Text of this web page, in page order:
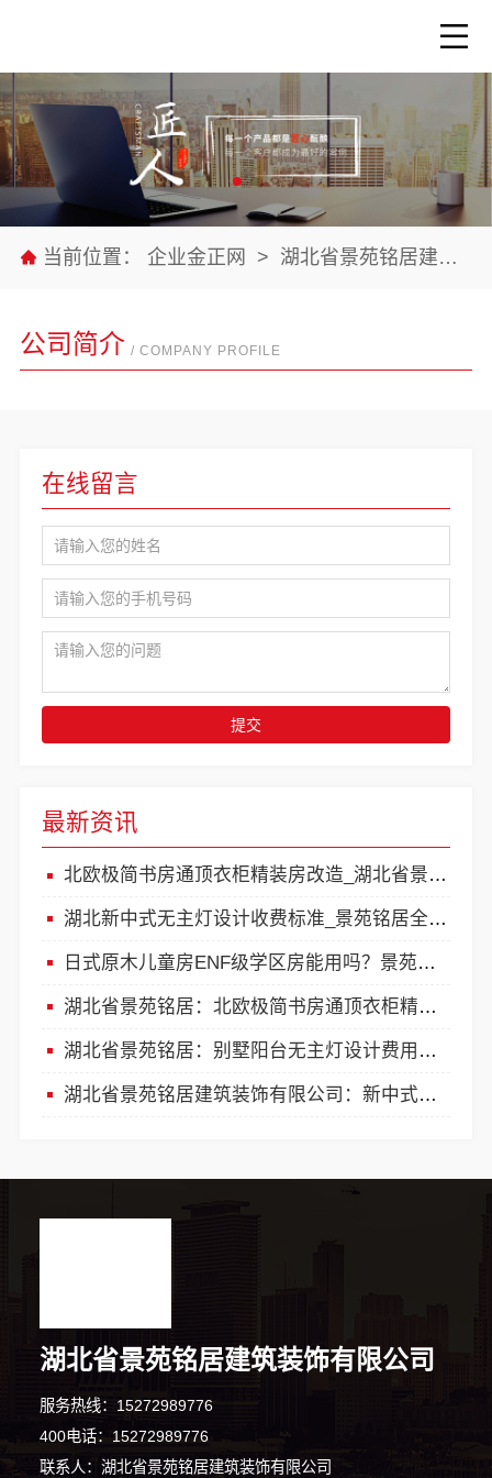
当前位置： 企业金正网 > 湖北省景苑铭居建筑装饰有限公司
公司简介 / COMPANY PROFILE
最新资讯
北欧极简书房通顶衣柜精装房改造_湖北省景苑铭居建筑装饰有限公司
湖北新中式无主灯设计收费标准_景苑铭居全案整装
日式原木儿童房ENF级学区房能用吗？景苑铭居环保承诺
湖北省景苑铭居：北欧极简书房通顶衣柜精装房改造攻略
湖北省景苑铭居：别墅阳台无主灯设计费用详情
湖北省景苑铭居建筑装饰有限公司：新中式无主灯整装收费揭秘
在线留言
提交
湖北省景苑铭居建筑装饰有限公司
服务热线：15272989776
400电话：15272989776
联系人：湖北省景苑铭居建筑装饰有限公司